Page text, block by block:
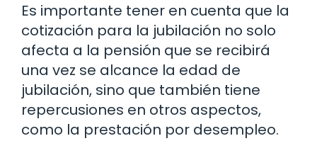
Es importante tener en cuenta que la
cotización para la jubilación no solo
afecta a la pensión que se recibirá
una vez se alcance la edad de
jubilación, sino que también tiene
repercusiones en otros aspectos,
como la prestación por desempleo.